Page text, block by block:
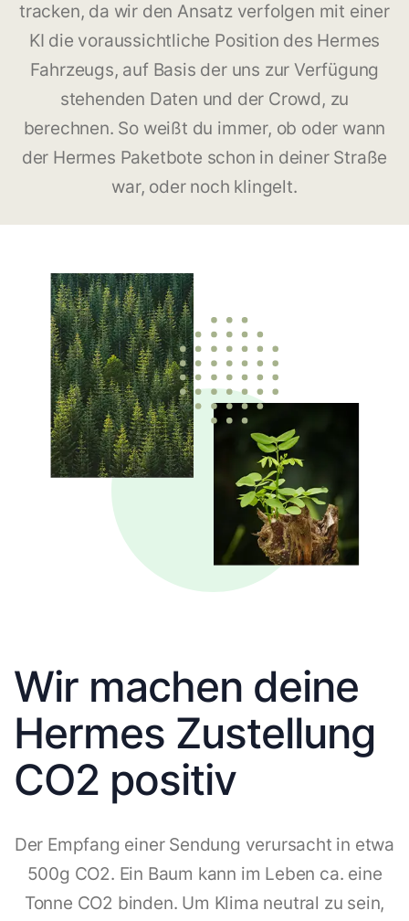
tracken, da wir den Ansatz verfolgen mit einer
KI die voraussichtliche Position des Hermes
Fahrzeugs, auf Basis der uns zur Verfügung
stehenden Daten und der Crowd, zu
berechnen. So weißt du immer, ob oder wann
der Hermes Paketbote schon in deiner Straße
war, oder noch klingelt.
Wir machen deine
Hermes Zustellung
CO2 positiv
Der Empfang einer Sendung verursacht in etwa
500g CO2. Ein Baum kann im Leben ca. eine
Tonne CO2 binden. Um Klima neutral zu sein,